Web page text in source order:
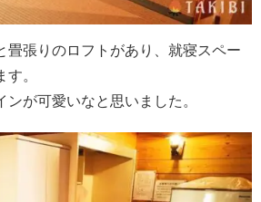
畳張りのロフトがあり、就寝スペー
。
ンが可愛いなと思いました。